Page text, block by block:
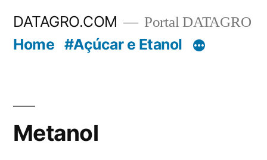
DATAGRO.COM Portal DATAGRO
Home #Açúcar e Etanol
Metanol